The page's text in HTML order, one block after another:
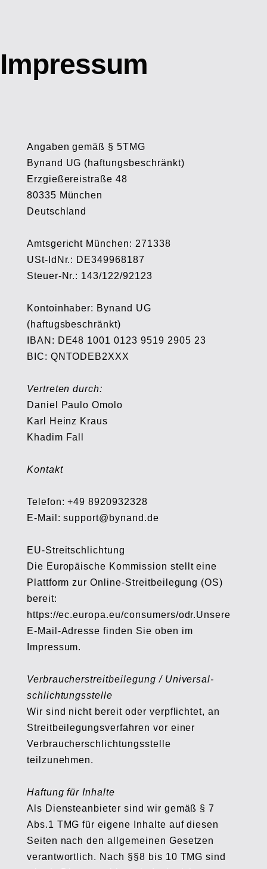
Impressum
Angaben gemäß § 5TMG
Bynand UG (haftungsbeschränkt)
Erzgießereistraße 48
80335 München
Deutschland
Amtsgericht München: 271338
USt-IdNr.: DE349968187
Steuer-Nr.: 143/122/92123
Kontoinhaber: Bynand UG
(haftugsbeschränkt)
IBAN: DE48 1001 0123 9519 2905 23
BIC: QNTODEB2XXX
Vertreten durch:
Daniel Paulo Omolo
Karl Heinz Kraus
Khadim Fall
Kontakt
Telefon: +49 8920932328
E-Mail: support@bynand.de
EU-Streitschlichtung
Die Europäische Kommission stellt eine
Plattform zur Online-Streitbeilegung (OS)
bereit:
https://ec.europa.eu/consumers/odr.Unsere
E-Mail-Adresse finden Sie oben im
Impressum.
Verbraucher­streit­beilegung / Universal­
schlichtungs­stelle
Wir sind nicht bereit oder verpflichtet, an
Streitbeilegungsverfahren vor einer
Verbraucherschlichtungsstelle
teilzunehmen.
Haftung für Inhalte
Als Diensteanbieter sind wir gemäß § 7
Abs.1 TMG für eigene Inhalte auf diesen
Seiten nach den allgemeinen Gesetzen
verantwortlich. Nach §§8 bis 10 TMG sind